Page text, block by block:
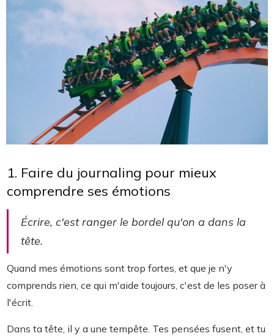
1. Faire du journaling pour mieux
comprendre ses émotions
Écrire, c'est ranger le bordel qu'on a dans la
tête.
Quand mes émotions sont trop fortes, et que je n'y
comprends rien, ce qui m'aide toujours, c'est de les poser à
l'écrit.
Dans ta tête, il y a une tempête. Tes pensées fusent, et tu